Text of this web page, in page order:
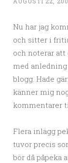
Nu har jag
och sitter i
och noterar
med
blogg. Hade
känner mig
kommentarer
Flera inlägg
tuvor precis
bör då påpeka